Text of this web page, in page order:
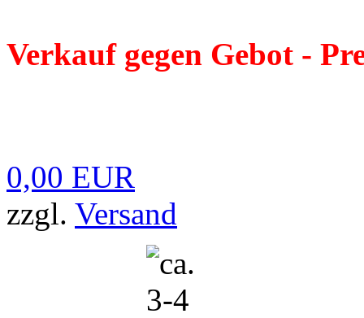
Verkauf gegen Gebot -
0,00 EUR
zzgl. Versand